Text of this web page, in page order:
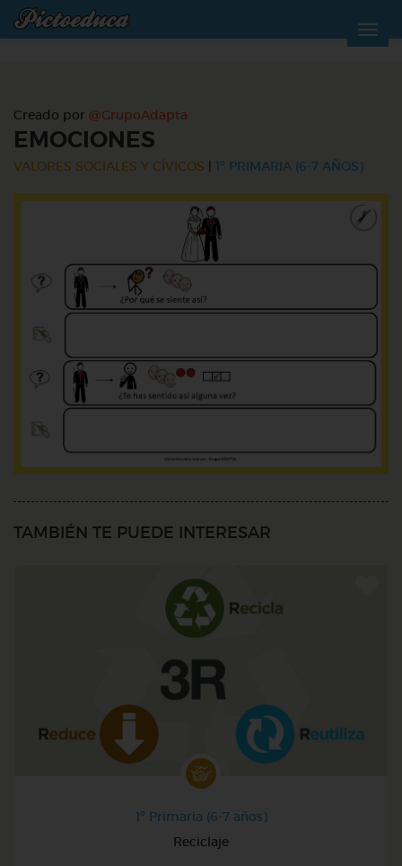
Creado por @GrupoAdapta
EMOCIONES
VALORES SOCIALES Y CÍVICOS 1º PRIMARIA (6-7 AÑOS)
TAMBIÉN TE PUEDE INTERESAR
1º Primaria (6-7 años)
Reciclaje